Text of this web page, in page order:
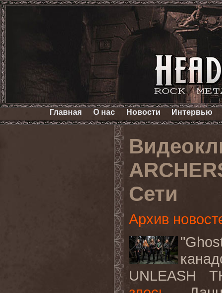
Главная О нас Новости Интервью
Сети
Архив
UNLEASH